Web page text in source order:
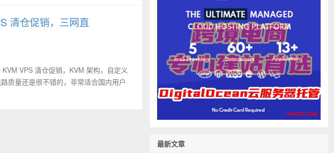
清仓促销，三网直
VPS 清仓促销，KVM 架构，自定义
质量还是很不错的，非常适合国内用户
最新文章